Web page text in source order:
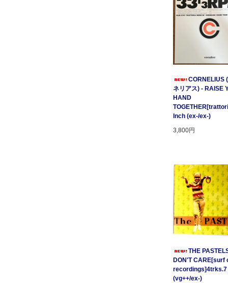
CORNELIUS
ネリアス) - RAISE
HAND
Inch (ex-/ex-)
3,800円
THE
DON'T CARE[surf
recordings]4trks.7
(vg++/ex-)